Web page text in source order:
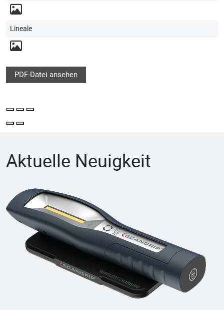
Lineale
PDF-Datei ansehen
Aktuelle Neuigkeit